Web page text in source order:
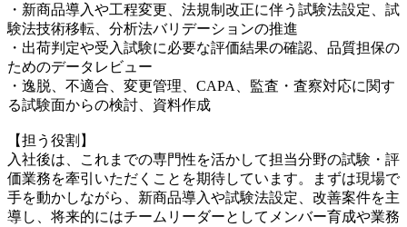
・新商品導入や工程変更、法規制改正に伴う試験法設定、試
験法技術移転、分析法バリデーションの推進
・出荷判定や受入試験に必要な評価結果の確認、品質担保の
ためのデータレビュー
・逸脱、不適合、変更管理、CAPA、監査・査察対応に関す
る試験面からの検討、資料作成
【担う役割】
入社後は、これまでの専門性を活かして担当分野の試験・評
価業務を牽引いただくことを期待しています。まずは現場で
手を動かしながら、新商品導入や試験法設定、改善案件を主
導し、将来的にはチームリーダーとしてメンバー育成や業務